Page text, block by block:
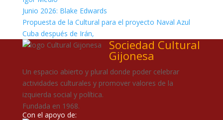
Junio 2026: Blake Edwards
Propuesta de la Cultural para el proyecto Naval Azul
Cuba después de Irán,
Sociedad Cultural
Gijonesa
Un espacio abierto y plural donde poder celebrar
actividades culturales y promover valores de la
izquierda social y política.
Fundada en 1968.
Con el apoyo de: